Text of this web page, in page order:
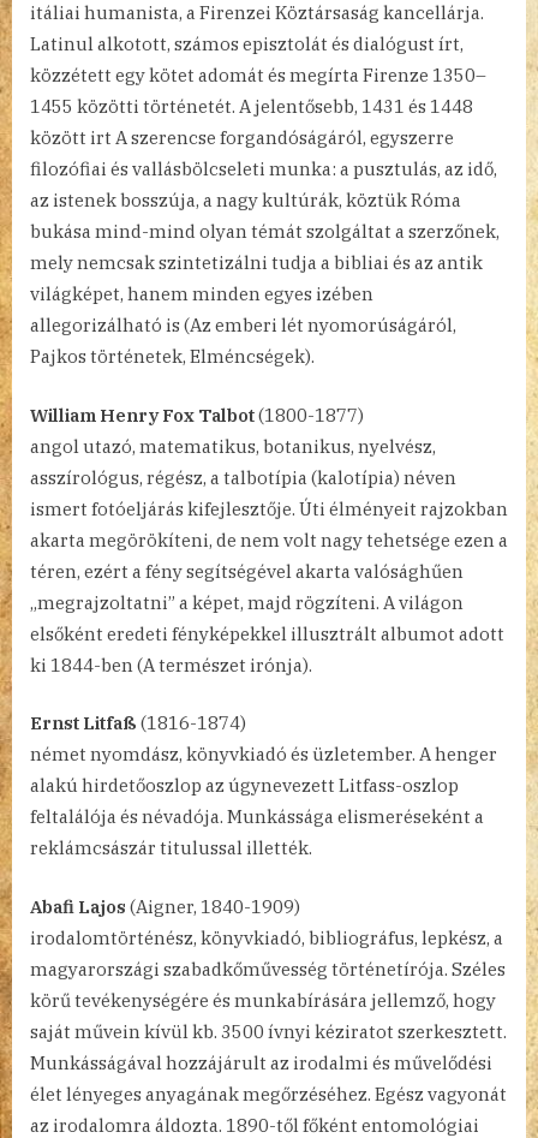
itáliai humanista, a Firenzei Köztársaság kancellárja.
Latinul alkotott, számos episztolát és dialógust írt,
közzétett egy kötet adomát és megírta Firenze 1350–
1455 közötti történetét. A jelentősebb, 1431 és 1448
között irt A szerencse forgandóságáról, egyszerre
filozófiai és vallásbölcseleti munka: a pusztulás, az idő,
az istenek bosszúja, a nagy kultúrák, köztük Róma
bukása mind-mind olyan témát szolgáltat a szerzőnek,
mely nemcsak szintetizálni tudja a bibliai és az antik
világképet, hanem minden egyes izében
allegorizálható is (Az emberi lét nyomorúságáról,
Pajkos történetek, Elméncségek).
William Henry Fox Talbot(1800-1877)
angol utazó, matematikus, botanikus, nyelvész,
asszírológus, régész, a talbotípia (kalotípia) néven
ismert fotóeljárás kifejlesztője. Úti élményeit rajzokban
akarta megörökíteni, de nem volt nagy tehetsége ezen a
téren, ezért a fény segítségével akarta valósághűen
„megrajzoltatni” a képet, majd rögzíteni. A világon
elsőként eredeti fényképekkel illusztrált albumot adott
ki 1844-ben (A természet irónja).
Ernst Litfaß (1816-1874)
német nyomdász, könyvkiadó és üzletember. A henger
alakú hirdetőoszlop az úgynevezett Litfass-oszlop
feltalálója és névadója. Munkássága elismeréseként a
reklámcsászár titulussal illették.
Abafi Lajos (Aigner, 1840-1909)
irodalomtörténész, könyvkiadó, bibliográfus, lepkész, a
magyarországi szabadkőművesség történetírója. Széles
körű tevékenységére és munkabírására jellemző, hogy
saját művein kívül kb. 3500 ívnyi kéziratot szerkesztett.
Munkásságával hozzájárult az irodalmi és művelődési
élet lényeges anyagának megőrzéséhez. Egész vagyonát
az irodalomra áldozta. 1890-től főként entomológiai